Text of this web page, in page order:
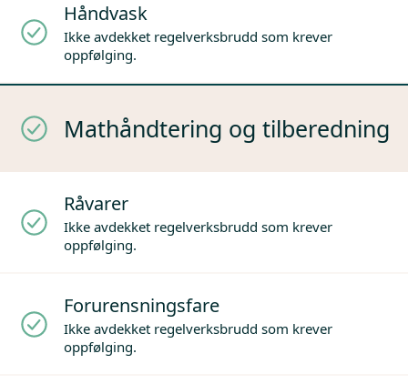
Håndvask
Ikke avdekket regelverksbrudd som krever
oppfølging.
Mathåndtering og tilberedning
Råvarer
Ikke avdekket regelverksbrudd som krever
oppfølging.
Forurensningsfare
Ikke avdekket regelverksbrudd som krever
oppfølging.